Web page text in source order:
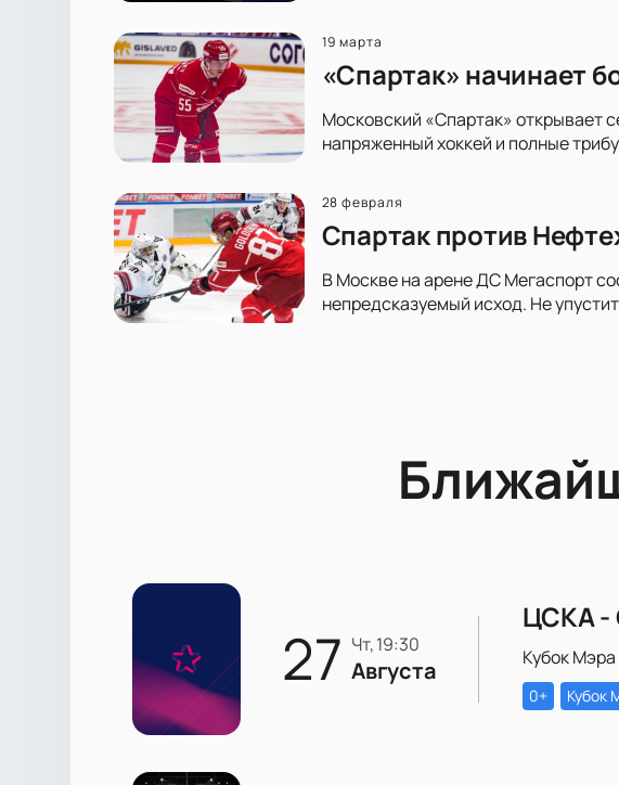
19 марта
«Спартак» начинает
Московский «Спартак» открывает
напряженный хоккей и полные
28 февраля
Спартак против
В Москве на арене ДС Мегаспорт
непредсказуемый исход. Не
27 чт, 19:30
Августа
ЦСКА -
Кубок
0+ Кубок